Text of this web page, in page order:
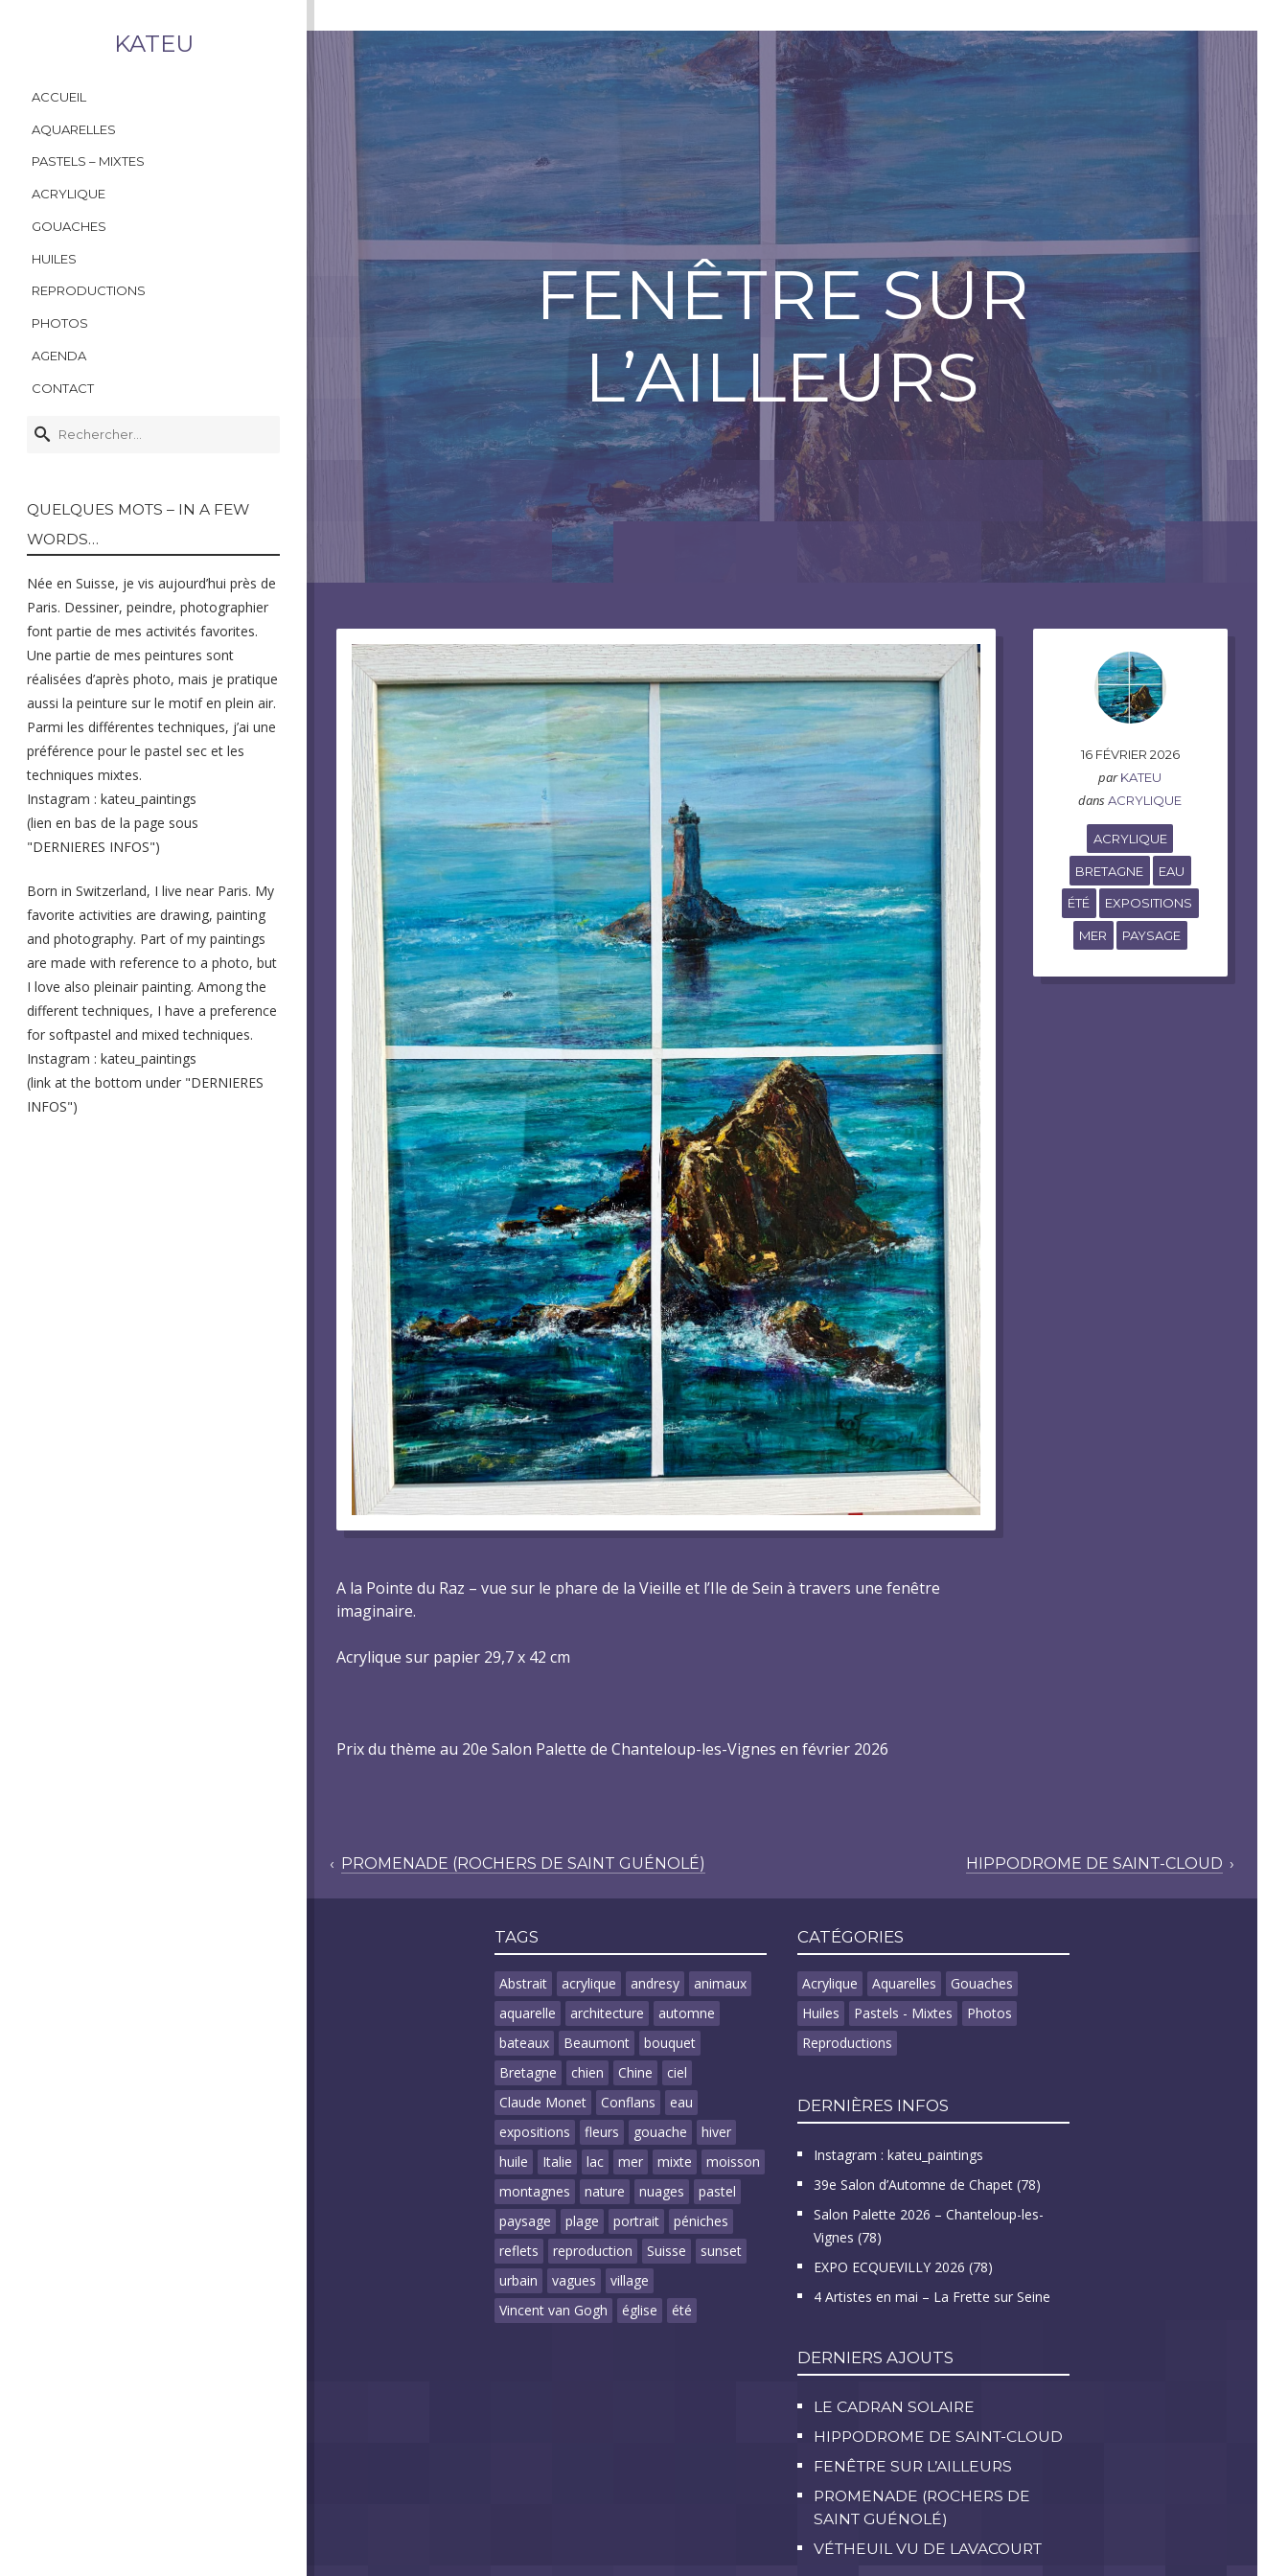
FENÊTRE SUR
L’AILLEURS
A la Pointe du Raz – vue sur le phare de la Vieille et l’Ile de Sein à travers une fenêtre
imaginaire.
Acrylique sur papier 29,7 x 42 cm
Prix du thème au 20e Salon Palette de Chanteloup-les-Vignes en février 2026
16 FÉVRIER 2026
parKATEU
dansACRYLIQUE
ACRYLIQUE
BRETAGNE EAU
ÉTÉ EXPOSITIONS
MER PAYSAGE
POST NAVIGATION
‹ PROMENADE (ROCHERS DE SAINT GUÉNOLÉ) HIPPODROME DE SAINT-CLOUD ›
KATEU
ACCUEIL
AQUARELLES
PASTELS – MIXTES
ACRYLIQUE
GOUACHES
HUILES
REPRODUCTIONS
PHOTOS
AGENDA
CONTACT
RECHERCHER :
QUELQUES MOTS – IN A FEW
WORDS…
Née en Suisse, je vis aujourd’hui près de
Paris. Dessiner, peindre, photographier
font partie de mes activités favorites.
Une partie de mes peintures sont
réalisées d’après photo, mais je pratique
aussi la peinture sur le motif en plein air.
Parmi les différentes techniques, j’ai une
préférence pour le pastel sec et les
techniques mixtes.
Instagram : kateu_paintings
(lien en bas de la page sous
"DERNIERES INFOS")
Born in Switzerland, I live near Paris. My
favorite activities are drawing, painting
and photography. Part of my paintings
are made with reference to a photo, but
I love also pleinair painting. Among the
different techniques, I have a preference
for softpastel and mixed techniques.
Instagram : kateu_paintings
(link at the bottom under "DERNIERES
INFOS")
TAGS
Abstrait acrylique andresy
animaux
aquarelle
architecture
automne
bateaux
Beaumont
bouquet
Bretagne
chien Chine
ciel
Claude Monet
Conflans
eau
expositions
fleurs gouache
hiver
huile
Italie lac mer mixte
moisson
montagnes
nature nuages
pastel
paysage
plage portrait
péniches
reflets
reproduction Suisse
sunset
urbain
vagues
village
Vincent van Gogh
église été
CATÉGORIES
Acrylique Aquarelles
Gouaches
Huiles
Pastels - Mixtes
Photos
Reproductions
DERNIÈRES INFOS
Instagram : kateu_paintings
39e Salon d’Automne de Chapet (78)
Salon Palette 2026 – Chanteloup-les-
Vignes (78)
EXPO ECQUEVILLY 2026 (78)
4 Artistes en mai – La Frette sur Seine
DERNIERS AJOUTS
LE CADRAN SOLAIRE
HIPPODROME DE SAINT-CLOUD
FENÊTRE SUR L’AILLEURS
PROMENADE (ROCHERS DE
SAINT GUÉNOLÉ)
VÉTHEUIL VU DE LAVACOURT